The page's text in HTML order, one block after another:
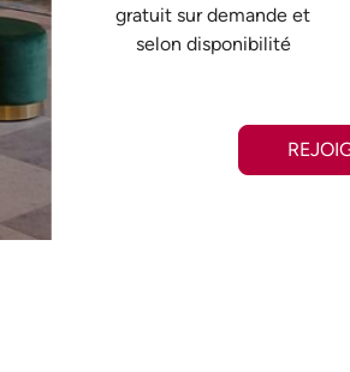
gratuit sur demande et
selon disponibilité